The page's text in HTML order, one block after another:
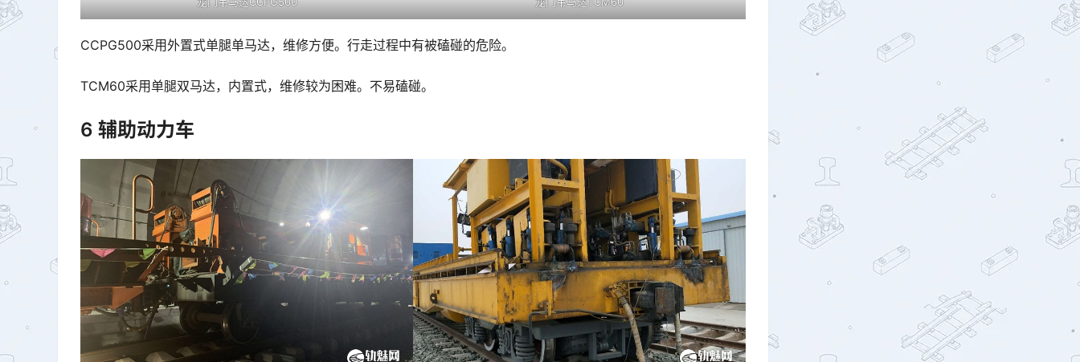
CCPG500采用外置式单腿单马达，维修方便。行走过程中有被磕碰的危险。
TCM60采用单腿双马达，内置式，维修较为困难。不易磕碰。
6 辅助动力车